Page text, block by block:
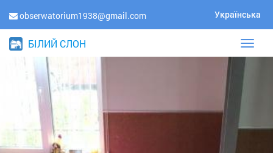
obserwatorium1938@gmail.com Українська
БІЛИЙ СЛОН